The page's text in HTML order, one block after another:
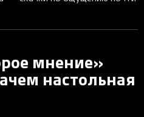
мнение»
настольная